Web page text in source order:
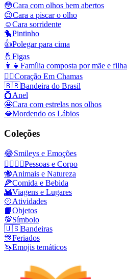
😳Cara com olhos bem abertos
😉Cara a piscar o olho
☺️Cara sorridente
🐤Pintinho
👍Polegar para cima
🤞 Figas
👩‍👧 Família composta por mãe e filha
❤️‍🔥Coração Em Chamas
🇧🇷Bandeira do Brasil
💍Anel
🤩Cara com estrelas nos olhos
🫦Mordendo os Lábios
Coleções
😂Smileys e Emoções
👩‍❤️‍💋‍👨Pessoas e Corpo
🐝Animais e Natureza
🍕Comida e Bebida
🌇Viagens e Lugares
🥎Atividades
📙Objetos
💯Símbolo
🇺🇸Bandeiras
🎊Feriados
🦄Emojis temáticos